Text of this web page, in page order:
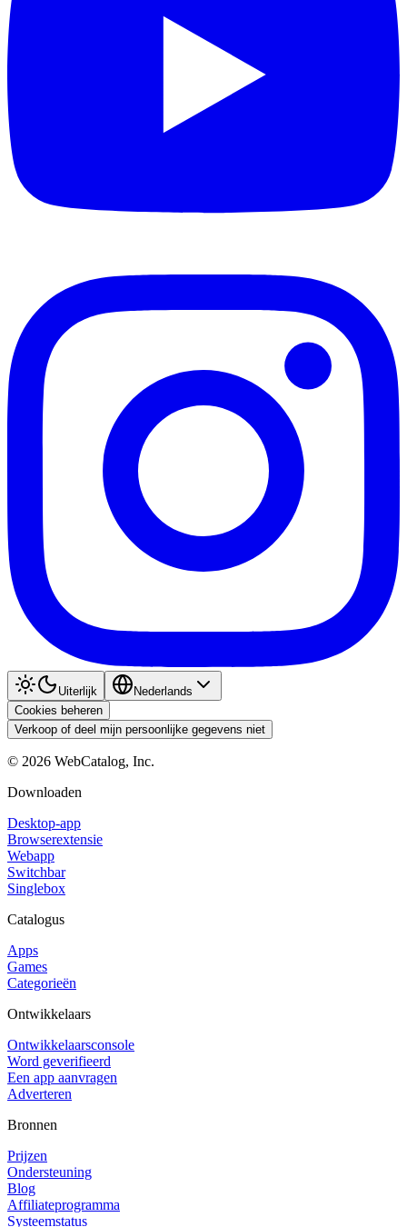
Uiterlijk
Nederlands
Cookies beheren
Verkoop of deel mijn persoonlijke gegevens niet
© 2026 WebCatalog, Inc.
Downloaden
Desktop-app
Browserextensie
Webapp
Switchbar
Singlebox
Catalogus
Apps
Games
Categorieën
Ontwikkelaars
Ontwikkelaarsconsole
Word geverifieerd
Een app aanvragen
Adverteren
Bronnen
Prijzen
Ondersteuning
Blog
Affiliateprogramma
Systeemstatus